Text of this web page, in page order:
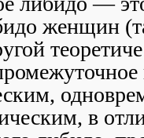
женщин
в